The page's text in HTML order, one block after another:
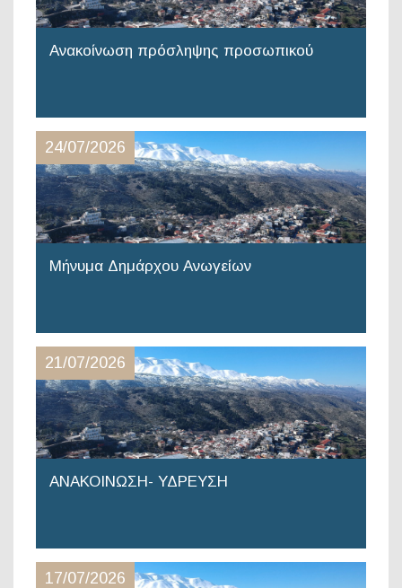
Ανακοίνωση πρόσληψης προσωπικού
24/07/2026
Μήνυμα Δημάρχου Ανωγείων
21/07/2026
ΑΝΑΚΟΙΝΩΣΗ- ΥΔΡΕΥΣΗ
17/07/2026